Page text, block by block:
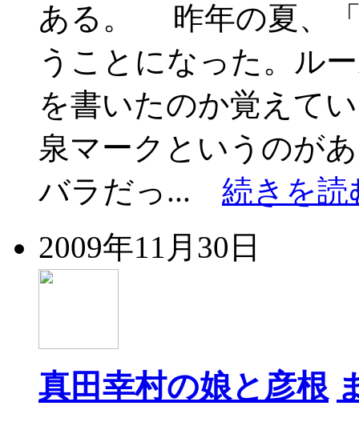
ある。 昨年の夏、
うことになった。ル
を書いたのか覚えて
泉マークというのが
バラだっ... 続きを読
2009年11月30日
真田幸村の娘と彦根